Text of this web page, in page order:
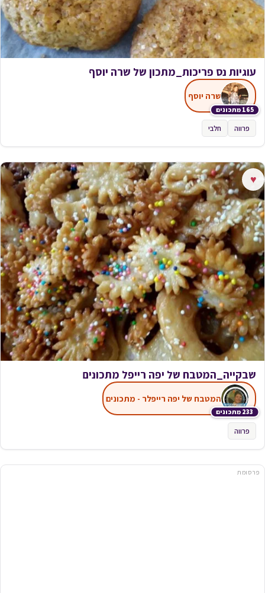
עוגיות נס פריכות_מתכון של שרה יוסף
165 מתכונים
שרה יוסף
פרווה חלבי
♥
שבקייה_המטבח של יפה רייפל מתכונים
233 מתכונים
המטבח של יפה רייפלר - מתכונים
פרווה
פרסומת